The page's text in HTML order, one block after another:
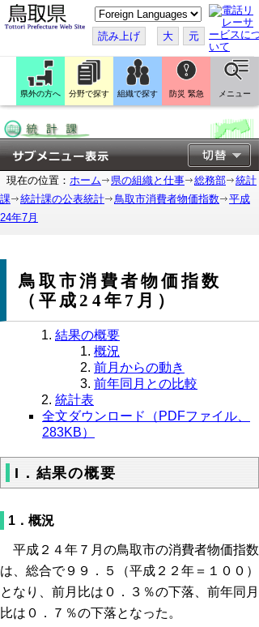
こ
の
ペ
ー
ジ
翻
訳
す
読み上げ 大 元
県外の方へ 分野で探す 組織で探す 防災 緊急 メニュー
現在の位置： ホーム 県の組織と仕事 総務部
統計
課
統計課の公表統計 鳥取市消費者物価指数
平成
24年7月
鳥取市消費者物価指数
（平成24年7月）
結果の概要
概況
前月からの動き
前年同月との比較
統計表
全文ダウンロード（PDFファイル、
283KB）
I．結果の概要
1．概況
平成２４年７月の鳥取市の消費者物価指数
は、総合で９９．５（平成２２年＝１００）
となり、前月比は０．３％の下落、前年同月
比は０．７％の下落となった。